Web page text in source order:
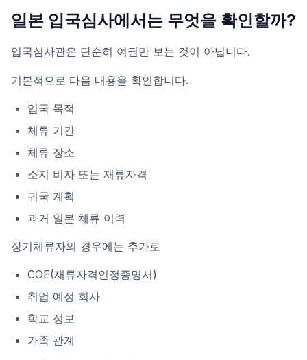
일본 입국심사에서는 무엇을 확인할까?
입국심사관은 단순히 여권만 보는 것이 아닙니다.
기본적으로 다음 내용을 확인합니다.
입국 목적
체류 기간
체류 장소
소지 비자 또는 재류자격
귀국 계획
과거 일본 체류 이력
장기체류자의 경우에는 추가로
COE(재류자격인정증명서)
취업 예정 회사
학교 정보
가족 관계